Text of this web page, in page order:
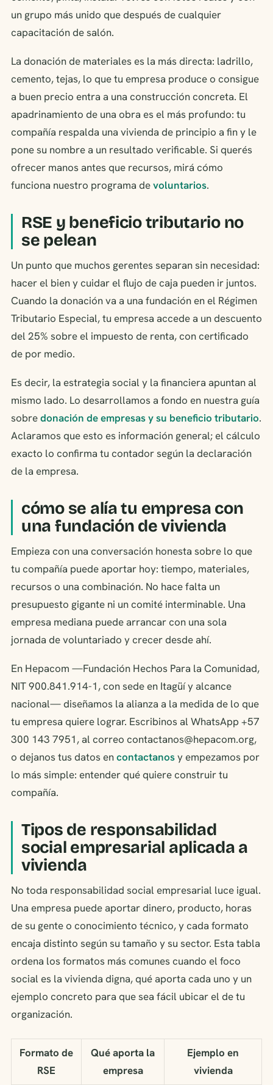
un grupo más unido que después de cualquier
capacitación de salón.
La donación de materiales es la más directa: ladrillo,
cemento, tejas, lo que tu empresa produce o consigue
a buen precio entra a una construcción concreta. El
apadrinamiento de una obra es el más profundo: tu
compañía respalda una vivienda de principio a fin y le
pone su nombre a un resultado verificable. Si querés
ofrecer manos antes que recursos, mirá cómo
funciona nuestro programa devoluntarios.
RSE y beneficio tributario no
se pelean
Un punto que muchos gerentes separan sin necesidad:
hacer el bien y cuidar el flujo de caja pueden ir juntos.
Cuando la donación va a una fundación en el Régimen
Tributario Especial, tu empresa accede a un descuento
del 25% sobre el impuesto de renta, con certificado
de por medio.
Es decir, la estrategia social y la financiera apuntan al
mismo lado. Lo desarrollamos a fondo en nuestra guía
sobredonación de empresas y su beneficio tributario.
Aclaramos que esto es información general; el cálculo
exacto lo confirma tu contador según la declaración
de la empresa.
cómo se alía tu empresa con
una fundación de vivienda
Empieza con una conversación honesta sobre lo que
tu compañía puede aportar hoy: tiempo, materiales,
recursos o una combinación. No hace falta un
presupuesto gigante ni un comité interminable. Una
empresa mediana puede arrancar con una sola
jornada de voluntariado y crecer desde ahí.
En Hepacom —Fundación Hechos Para la Comunidad,
NIT 900.841.914-1, con sede en Itagüí y alcance
nacional— diseñamos la alianza a la medida de lo que
tu empresa quiere lograr. Escribinos al WhatsApp +57
300 143 7951, al correo contactanos@hepacom.org,
o dejanos tus datos encontactanosy empezamos por
lo más simple: entender qué quiere construir tu
compañía.
Tipos de responsabilidad
social empresarial aplicada a
vivienda
No toda responsabilidad social empresarial luce igual.
Una empresa puede aportar dinero, producto, horas
de su gente o conocimiento técnico, y cada formato
encaja distinto según su tamaño y su sector. Esta tabla
ordena los formatos más comunes cuando el foco
social es la vivienda digna, qué aporta cada uno y un
ejemplo concreto para que sea fácil ubicar el de tu
organización.
Formato de
RSE
Qué aporta la
empresa
Ejemplo en
vivienda